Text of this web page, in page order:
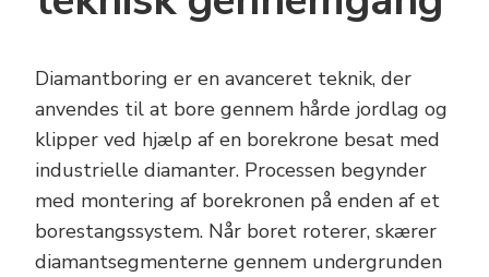
Diamantboring er en avanceret teknik, der
anvendes til at bore gennem hårde jordlag og
klipper ved hjælp af en borekrone besat med
industrielle diamanter. Processen begynder
med montering af borekronen på enden af et
borestangssystem. Når boret roterer, skærer
diamantsegmenterne gennem undergrunden